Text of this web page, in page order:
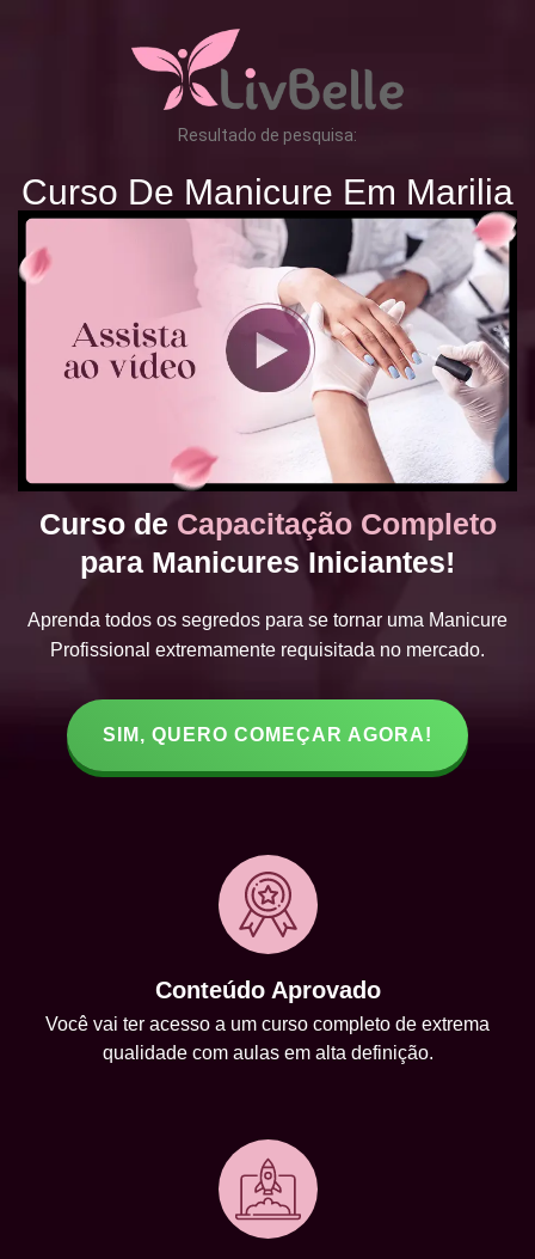
Resultado de pesquisa:
Curso De Manicure Em Marilia
Curso de Capacitação Completo
para Manicures Iniciantes!
Aprenda todos os segredos para se tornar uma Manicure
Profissional extremamente requisitada no mercado.
SIM, QUERO COMEÇAR AGORA!
Conteúdo Aprovado
Você vai ter acesso a um curso completo de extrema
qualidade com aulas em alta definição.